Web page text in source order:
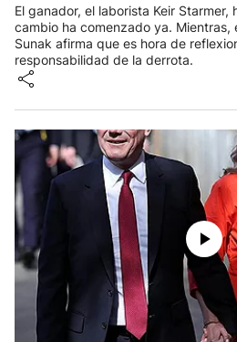
El ganador, el laborista Keir Starmer,
cambio ha comenzado ya. Mientras,
Sunak afirma que es hora de
responsabilidad de la derrota.